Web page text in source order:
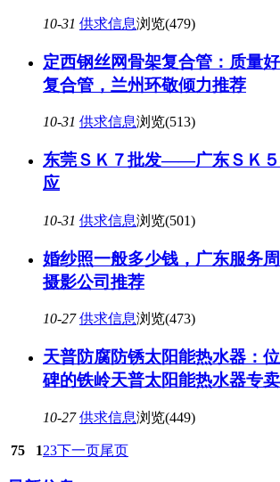
10-31 供求信息浏览(479)
定西钢丝网骨架复合管：质量
复合管，兰州环敬倾力推荐
10-31 供求信息浏览(513)
东莞ＳＫ７批发——广东ＳＫ
应
10-31 供求信息浏览(501)
婚纱照一般多少钱，广东服务
摄影公司推荐
10-27 供求信息浏览(473)
天普防腐防锈太阳能热水器：
碑的铁岭天普太阳能热水器专
10-27 供求信息浏览(449)
75 123下一页尾页